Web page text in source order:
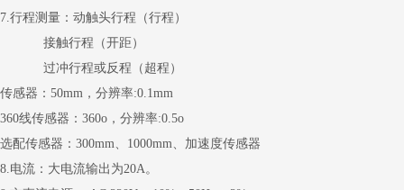
7.行程测量：动触头行程（行程）
接触行程（开距）
过冲行程或反程（超程）
传感器：50mm，分辨率:0.1mm
360线传感器：360о，分辨率:0.5о
选配传感器：300mm、1000mm、加速度传感器
8.电流：大电流输出为20A。